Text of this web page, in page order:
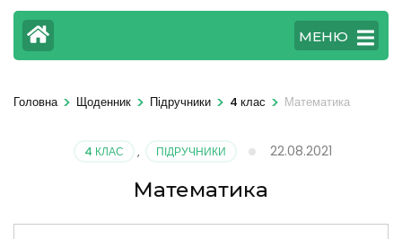
МЕНЮ
Головна > Щоденник > Підручники > 4 клас > Математика
4 КЛАС , ПІДРУЧНИКИ 22.08.2021
Математика